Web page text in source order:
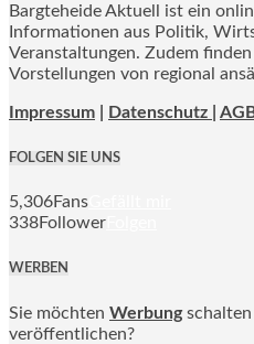
Bargteheide Aktuell ist ein
Informationen aus Politik,
Veranstaltungen. Zudem
Vorstellungen von regional
Impressum Datenschutz |
FOLGEN SIE UNS
5,306Fans
338Follower
WERBEN
Sie möchten Werbung
veröffentlichen?